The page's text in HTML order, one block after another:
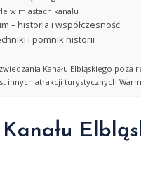
w miastach kanału
– historia i współczesność
i pomnik historii
Kanału Elbląskiego poza
innych atrakcji turystycznych